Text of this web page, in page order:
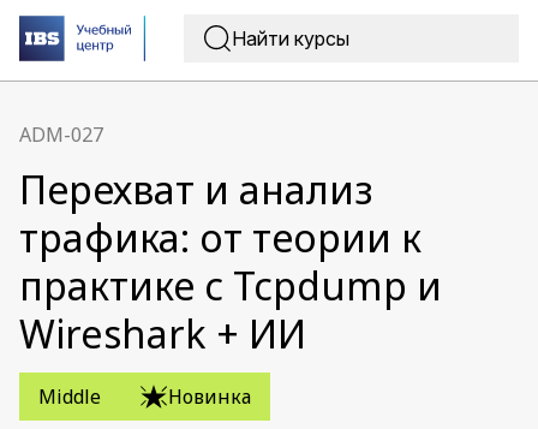
ADM-027
Перехват и анализ
трафика: от теории к
практике с Tcpdump и
Wireshark + ИИ
Middle Новинка